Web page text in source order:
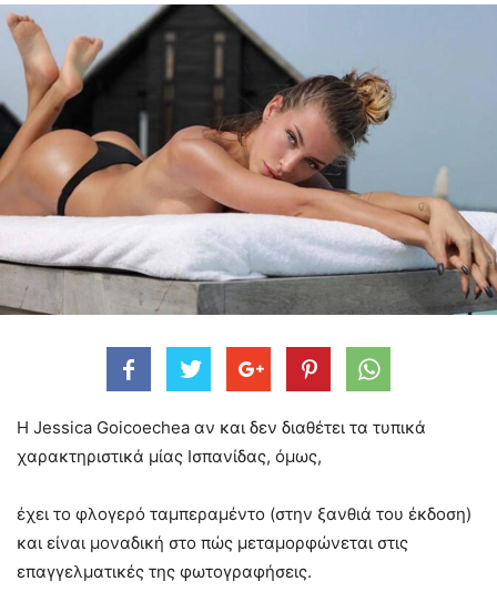
Η Jessica Goicoechea αν και δεν διαθέτει τα τυπικά
χαρακτηριστικά μίας Ισπανίδας, όμως,
έχει το φλογερό ταμπεραμέντο (στην ξανθιά του έκδοση)
και είναι μοναδική στο πώς μεταμορφώνεται στις
επαγγελματικές της φωτογραφήσεις.